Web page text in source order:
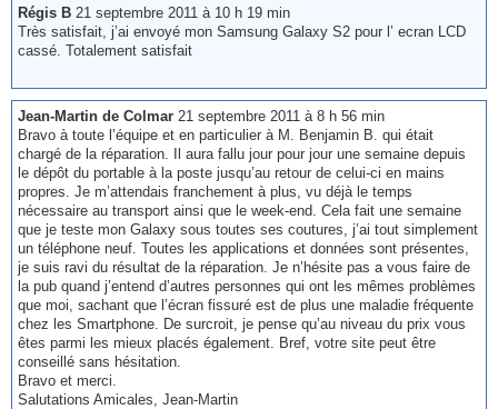
Régis B 21 septembre 2011 à 10 h 19 min
Très satisfait, j’ai envoyé mon Samsung Galaxy S2 pour l’ ecran LCD
cassé. Totalement satisfait
Jean-Martin de Colmar 21 septembre 2011 à 8 h 56 min
Bravo à toute l’équipe et en particulier à M. Benjamin B. qui était
chargé de la réparation. Il aura fallu jour pour jour une semaine depuis
le dépôt du portable à la poste jusqu’au retour de celui-ci en mains
propres. Je m’attendais franchement à plus, vu déjà le temps
nécessaire au transport ainsi que le week-end. Cela fait une semaine
que je teste mon Galaxy sous toutes ses coutures, j’ai tout simplement
un téléphone neuf. Toutes les applications et données sont présentes,
je suis ravi du résultat de la réparation. Je n’hésite pas a vous faire de
la pub quand j’entend d’autres personnes qui ont les mêmes problèmes
que moi, sachant que l’écran fissuré est de plus une maladie fréquente
chez les Smartphone. De surcroit, je pense qu’au niveau du prix vous
êtes parmi les mieux placés également. Bref, votre site peut être
conseillé sans hésitation.
Bravo et merci.
Salutations Amicales, Jean-Martin